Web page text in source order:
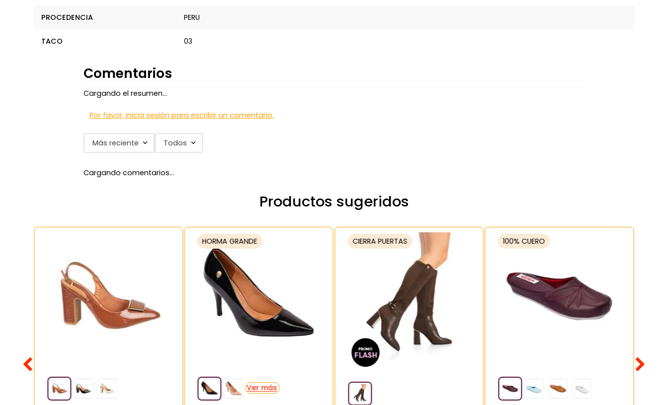
PROCEDENCIA PERU
TACO 03
Comentarios
Cargando el resumen…
Por favor, inicia sesión para escribir un comentario.
Más reciente Todos
Cargando comentarios…
Productos sugeridos
HORMA GRANDE CIERRA PUERTAS 100% CUERO